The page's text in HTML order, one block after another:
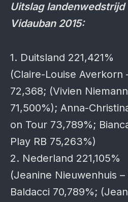
Uitslag landenwedstrijd
Vidauban 2015:
1. Duitsland 221,421%
(Claire-Louise Averkorn
72,368; (Vivien
71,500%); Anna-
on Tour 73,789%;
Play RB 75,263%)
2. Nederland 221,105%
(Jeanine Nieuwenhuis –
Baldacci 70,789%;